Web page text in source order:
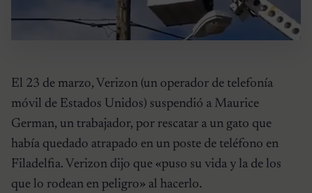
El 23 de marzo, Verizon (un operador de telefonía
móvil de Estados Unidos) suspendió a Maurice
German, un trabajador, por rescatar a un gato que
había quedado atrapado en un poste de teléfono en
Filadelfia. Verizon dijo que «puso su vida y la de los
que lo rodean en peligro» al hacerlo.